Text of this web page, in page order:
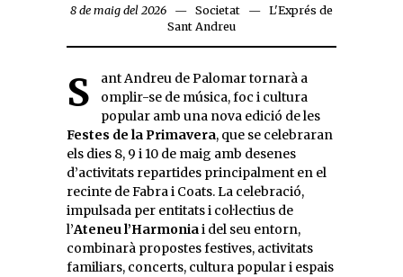
8 de maig del 2026 Societat
L'Exprés de
Sant Andreu
Sant Andreu de Palomar tornarà a
omplir-se de música, foc i cultura
popular amb una nova edició de les
Festes de la Primavera, que se celebraran
els dies 8, 9 i 10 de maig amb desenes
d’activitats repartides principalment en el
recinte de Fabra i Coats. La celebració,
impulsada per entitats i col·lectius de
l’Ateneu l’Harmoniai del seu entorn,
combinarà propostes festives, activitats
familiars, concerts, cultura popular i espais